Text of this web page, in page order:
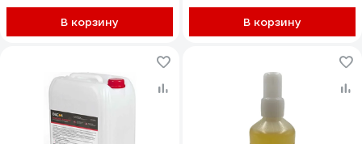
В корзину В корзину